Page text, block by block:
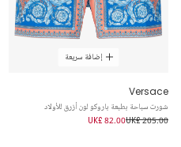
إضافة سريعة
Versace
شورت سباحة بطبعة باروكو لون أزرق للأولاد
UK£ 205.00
UK£ 82.00